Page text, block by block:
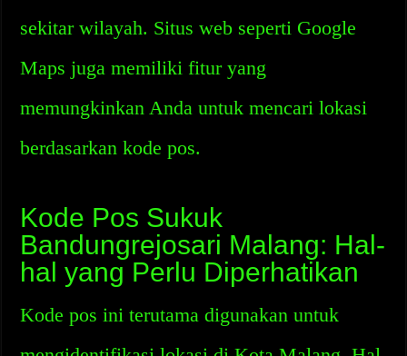
sekitar wilayah. Situs web seperti Google
Maps juga memiliki fitur yang
memungkinkan Anda untuk mencari lokasi
berdasarkan kode pos.
Kode Pos Sukuk
Bandungrejosari Malang: Hal-
hal yang Perlu Diperhatikan
Kode pos ini terutama digunakan untuk